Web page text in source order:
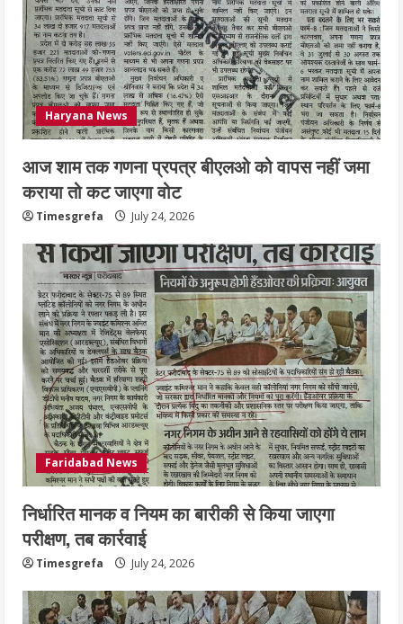
Haryana News
आज शाम तक गणना प्रपत्र बीएलओ को वापस नहीं जमा
कराया तो कट जाएगा वोट
Timesgrefa July 24, 2026
Faridabad News
निर्धारित मानक व नियम का बारीकी से किया जाएगा
परीक्षण, तब कार्रवाई
Timesgrefa July 24, 2026